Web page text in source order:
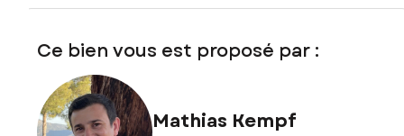
en impasse dans une rue peu passante avec vue sur les
Les informations sur les risques auxquels ce bien est
exposé sont disponibles sur le site Géorisques :
www.georisques.gouv.fr
Ce bien vous est proposé par :
Mathias Kempf